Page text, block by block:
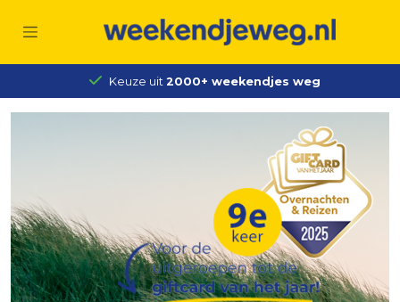
Keuze uit 2000+ weekendjes weg